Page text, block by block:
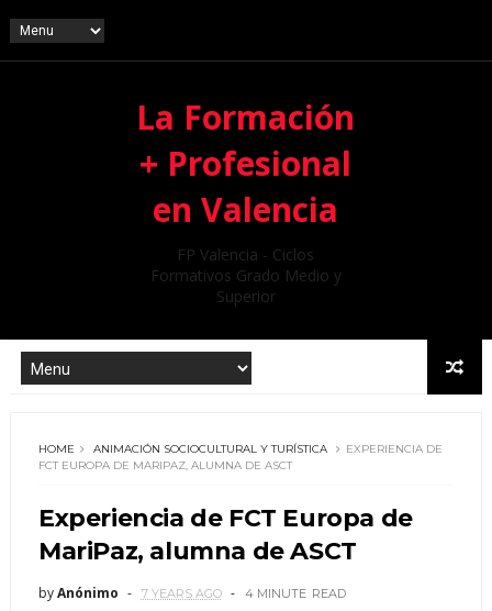
La Formación
+ Profesional
en Valencia
FP Valencia - Ciclos
Formativos Grado Medio y
Superior
HOME ANIMACIÓN SOCIOCULTURAL Y TURÍSTICA
EXPERIENCIA DE
FCT EUROPA DE MARIPAZ, ALUMNA DE ASCT
Experiencia de FCT Europa de
MariPaz, alumna de ASCT
byAnónimo 7 YEARS AGO 4 MINUTE READ